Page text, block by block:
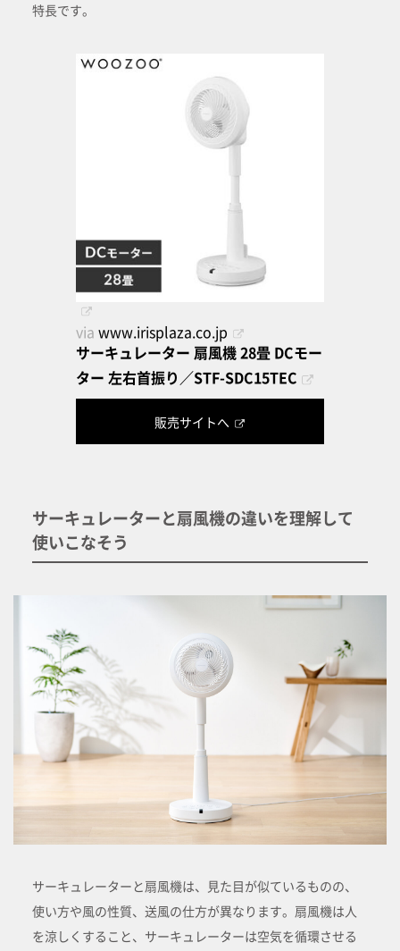
特長です。
via www.irisplaza.co.jp
サーキュレーター 扇風機 28畳 DCモー
ター 左右首振り／STF-SDC15TEC
販売サイトへ
サーキュレーターと扇風機の違いを理解して
使いこなそう
サーキュレーターと扇風機は、見た目が似ているものの、
使い方や風の性質、送風の仕方が異なります。扇風機は人
を涼しくすること、サーキュレーターは空気を循環させる